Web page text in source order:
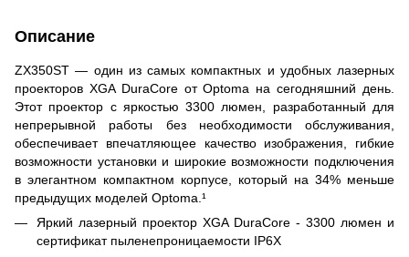
Описание
ZX350ST — один из самых компактных и удобных лазерных
проекторов XGA DuraCore от Optoma на сегодняшний день.
Этот проектор с яркостью 3300 люмен, разработанный для
непрерывной работы без необходимости обслуживания,
обеспечивает впечатляющее качество изображения, гибкие
возможности установки и широкие возможности подключения
в элегантном компактном корпусе, который на 34% меньше
предыдущих моделей Optoma.¹
Яркий лазерный проектор XGA DuraCore - 3300 люмен и
сертификат пыленепроницаемости IP6X